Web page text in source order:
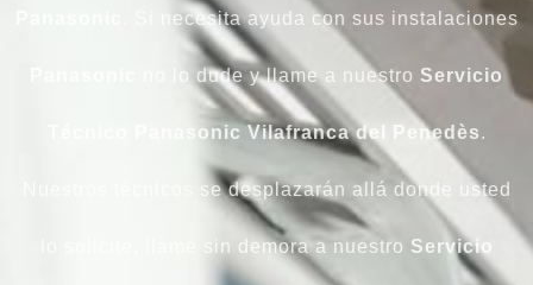
. Si necesita ayuda con sus instalaciones
no lo dude y llame a nuestro Servicio
Panasonic Vilafranca del Penedès.
Nuestros técnicos se desplazarán allá donde usted
lo solicite, llame sin demora a nuestro Servicio